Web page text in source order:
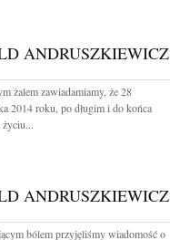
ANDRUSZKIEWICZ
żalem zawiadamiamy, że 28
2014 roku, po długim i do końca
ANDRUSZKIEWICZ
bólem przyjęliśmy wiadomość o